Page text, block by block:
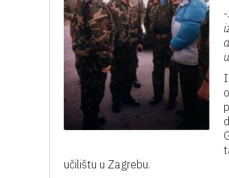
-
učilištu u Zagrebu.